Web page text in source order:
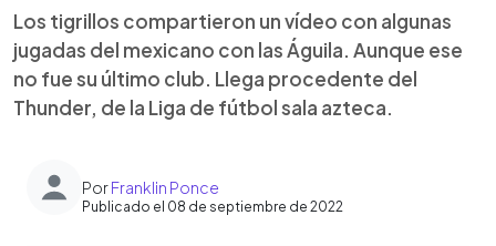
Los tigrillos compartieron un vídeo con algunas
jugadas del mexicano con las Águila. Aunque ese
no fue su último club. Llega procedente del
Thunder, de la Liga de fútbol sala azteca.
PorFranklin Ponce
Publicado el 08 de septiembre de 2022